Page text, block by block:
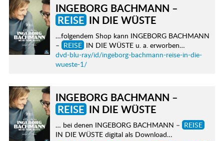
INGEBORG BACHMANN –
REISEIN DIE WÜSTE
…folgendem Shop kann INGEBORG BACHMANN
– REISE IN DIE WÜSTE u. a. erworben…
dvd-blu-ray/id/ingeborg-bachmann-reise-in-die-
wueste-1/
INGEBORG BACHMANN –
REISEIN DIE WÜSTE
… bei denen INGEBORG BACHMANN – REISE
IN DIE WÜSTE digital als Download…